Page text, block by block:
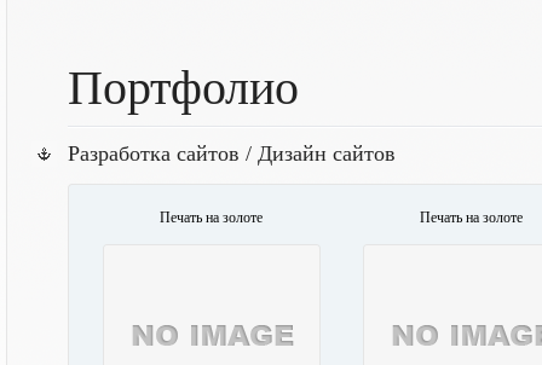
Портфолио
Разработка сайтов / Дизайн сайтов
Печать на золоте Печать на золоте